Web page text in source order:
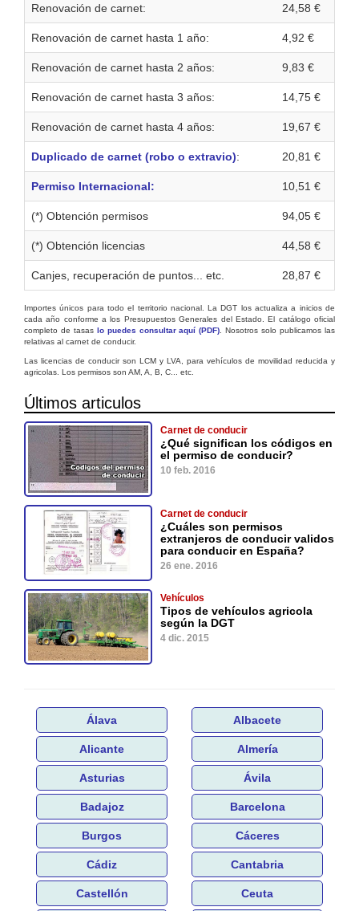
Renovación de carnet: 24,58 €
Renovación de carnet hasta 1 año: 4,92 €
Renovación de carnet hasta 2 años: 9,83 €
Renovación de carnet hasta 3 años: 14,75 €
Renovación de carnet hasta 4 años: 19,67 €
Duplicado de carnet (robo o extravio): 20,81 €
Permiso Internacional: 10,51 €
(*) Obtención permisos 94,05 €
(*) Obtención licencias 44,58 €
Canjes, recuperación de puntos... etc. 28,87 €
Importes únicos para todo el territorio nacional. La DGT los actualiza a inicios de
cada año conforme a los Presupuestos Generales del Estado. El catálogo oficial
completo de tasas lo puedes consultar aquí (PDF) . Nosotros solo publicamos las
relativas al carnet de conducir.
Las licencias de conducir son LCM y LVA, para vehículos de movilidad reducida y
agricolas. Los permisos son AM, A, B, C... etc.
Últimos articulos
Carnet de conducir
¿Qué significan los códigos en
el permiso de conducir?
10 feb. 2016
Carnet de conducir
¿Cuáles son permisos
extranjeros de conducir validos
para conducir en España?
26 ene. 2016
Vehículos
Tipos de vehículos agricola
según la DGT
4 dic. 2015
Álava Albacete
Alicante Almería
Asturias Ávila
Badajoz Barcelona
Burgos Cáceres
Cádiz Cantabria
Castellón Ceuta